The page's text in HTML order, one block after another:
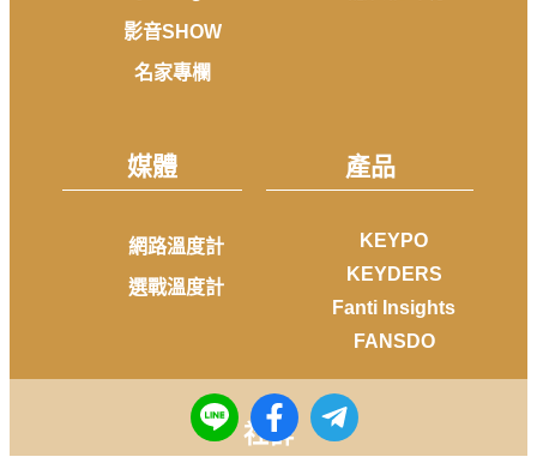
影音SHOW
名家專欄
媒體
網路溫度計
選戰溫度計
產品
KEYPO
KEYDERS
Fanti Insights
FANSDO
社群